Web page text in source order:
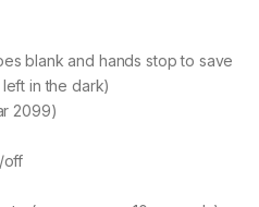
blank and hands stop to save
in the dark)
2099)
off